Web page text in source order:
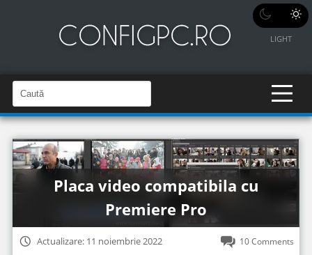
LIGHT
a
u
t
ă
i
C
a
u
ă
î
n
S
Placa video compatibila cu
Premiere Pro
Actualizare: 11 noiembrie 2022 10 Comments